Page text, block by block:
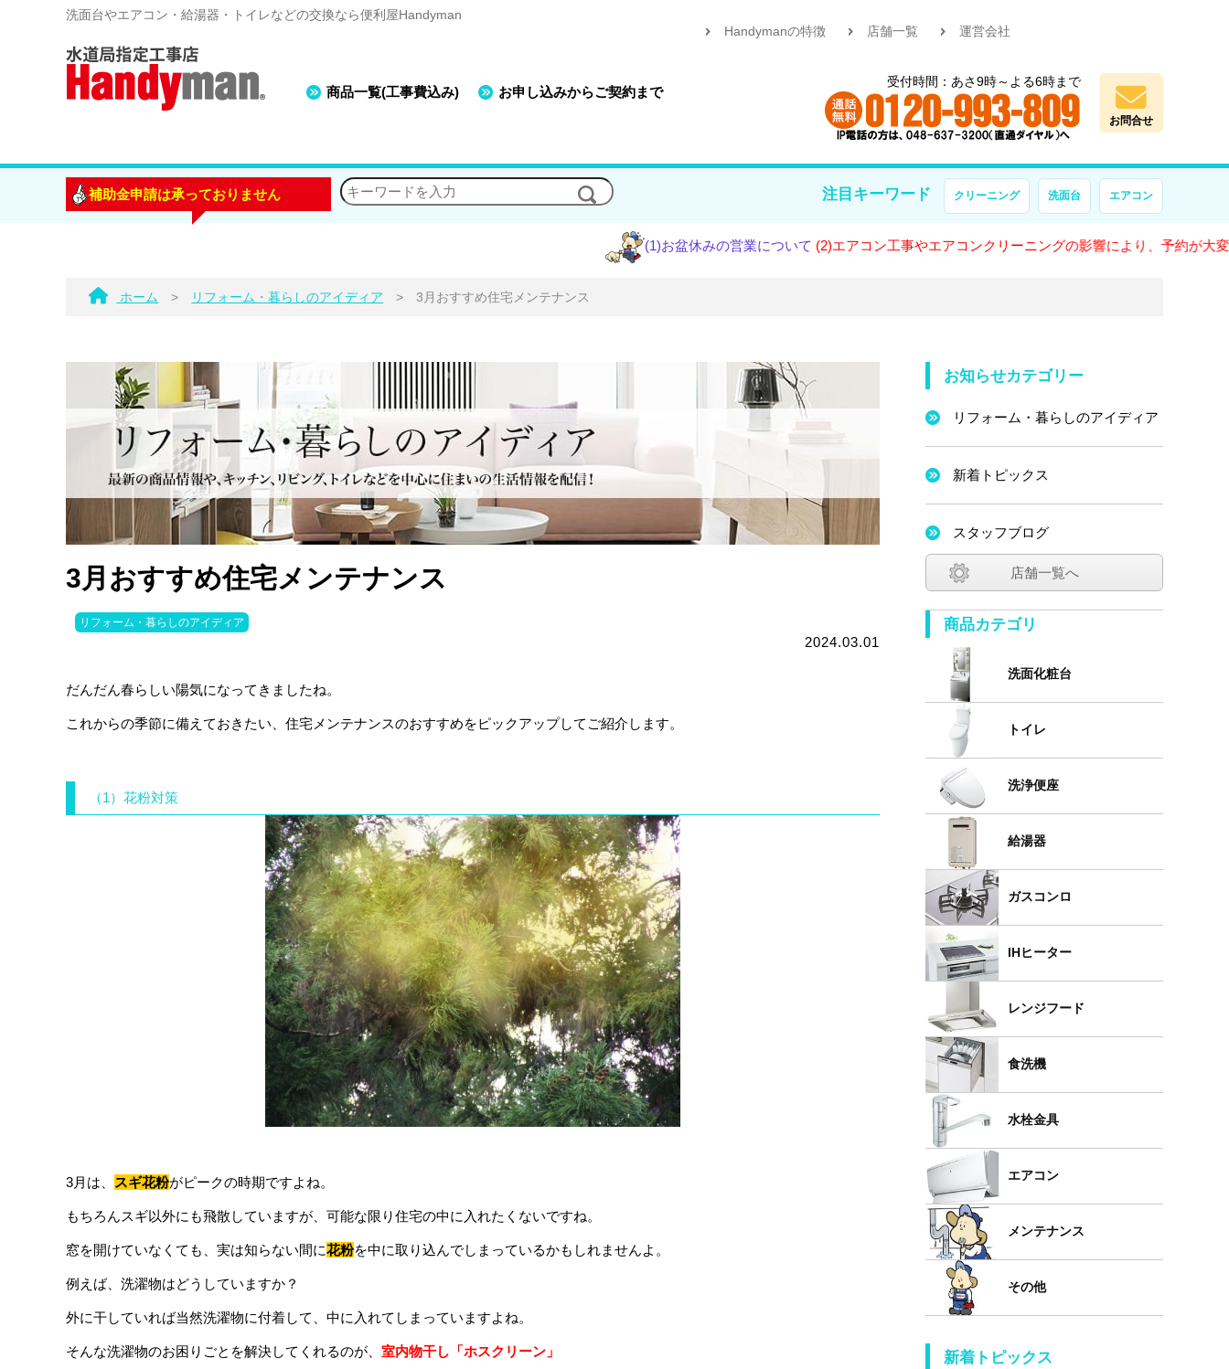
洗面台やエアコン・給湯器・トイレなどの交換なら便利屋Handyman
商品一覧(工事費込み) お申し込みからご契約まで
Handymanの特徴 店舗一覧 運営会社
受付時間：あさ9時～よる6時まで
お問合せ
補助金申請は承っておりません 注目キーワード クリーニング 洗面台 エアコン
(1)お盆休みの営業について(2)エアコン工事やエアコンクリーニングの影響により、予約が大変混雑してお
ホーム > リフォーム・暮らしのアイディア > 3月おすすめ住宅メンテナンス
3月おすすめ住宅メンテナンス
リフォーム・暮らしのアイディア
2024.03.01
だんだん春らしい陽気になってきましたね。
これからの季節に備えておきたい、住宅メンテナンスのおすすめをピックアップしてご紹介します。
（1）花粉対策
3月は、 スギ花粉がピークの時期ですよね。
もちろんスギ以外にも飛散していますが、可能な限り住宅の中に入れたくないですね。
窓を開けていなくても、実は知らない間に花粉を中に取り込んでしまっているかもしれませんよ。
例えば、洗濯物はどうしていますか？
外に干していれば当然洗濯物に付着して、中に入れてしまっていますよね。
そんな洗濯物のお困りごとを解決してくれるのが、 室内物干し「ホスクリーン」
お知らせカテゴリー
リフォーム・暮らしのアイディア
新着トピックス
スタッフブログ
店舗一覧へ
商品カテゴリ
洗面化粧台
トイレ
洗浄便座
給湯器
ガスコンロ
IHヒーター
レンジフード
食洗機
水栓金具
エアコン
メンテナンス
その他
新着トピックス